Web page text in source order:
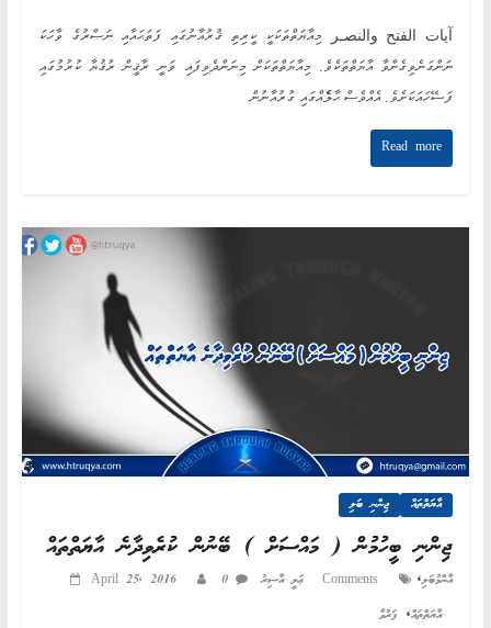
آيات الفتح والنصـر މިއާޔަތްތަކަކީ ކީރިތި ޤުރުއާނުގައި ފަތަޙައާއި ނަޞްރުގެ ވާހަކަ
ނަންގަނެވިގެންވާ އާޔަތްތަކެވެ. މިއާޔަތްތަކަށް މިނަންދެވިފައި ވަނީ ރާޤީން ރުޤުޔާ ކުރުމުގައި
ފަސޭހައަކަށެވެ. އެއްވެސް ޙާލެެއްގައި ގުރުއާނުން
Read more
އާޔަތްތައް ޖިންނި ބަލި
ޖިންނި ބީހުމުން ( މައްސަށް ) ބޭނުން ކުރެވިދާނެ އާޔަތްތައް
April 25, 2016 ޢަލީ އާސިރު 0 Comments އާންމުބަލި,
އާޔަތްތައް, ފަރުވާ